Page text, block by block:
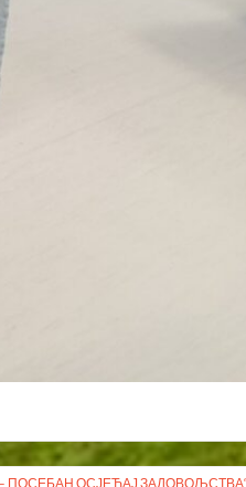
ПОСЕБАН ОСЈЕЋАЈ